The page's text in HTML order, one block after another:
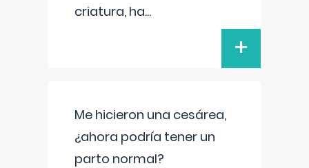
criatura, ha...
+
Me hicieron una cesárea,
¿ahora podría tener un
parto normal?